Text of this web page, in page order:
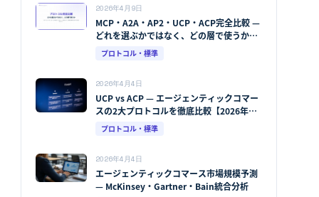
2026年4月9日
MCP・A2A・AP2・UCP・ACP完全比較 —
どれを選ぶかではなく、どの層で使うか
【2026年8月最新版】
プロトコル・標準
2026年4月4日
UCP vs ACP — エージェンティックコマー
スの2大プロトコルを徹底比較【2026年
版】
プロトコル・標準
2026年4月4日
エージェンティックコマース市場規模予測
— McKinsey・Gartner・Bain統合分析